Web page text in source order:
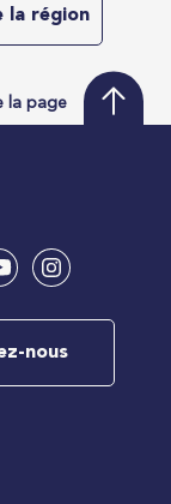
la région
la page
nous